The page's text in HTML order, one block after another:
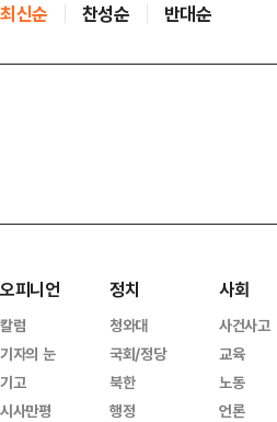
최신순 찬성순 반대순
오피니언
칼럼
기자의 눈
기고
시사만평
정치
청와대
국회/정당
북한
행정
사회
사건사고
교육
노동
언론